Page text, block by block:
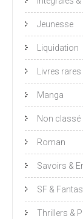
Jeunesse
Liquidation
Livres rares
Manga
Non classé
Roman
Savoirs &
SF &
Thrillers &